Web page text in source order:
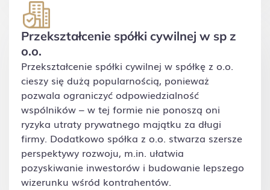
Przekształcenie spółki cywilnej w sp z
o.o.
Przekształcenie spółki cywilnej w spółkę z o.o.
cieszy się dużą popularnością, ponieważ
pozwala ograniczyć odpowiedzialność
wspólników – w tej formie nie ponoszą oni
ryzyka utraty prywatnego majątku za długi
firmy. Dodatkowo spółka z o.o. stwarza szersze
perspektywy rozwoju, m.in. ułatwia
pozyskiwanie inwestorów i budowanie lepszego
wizerunku wśród kontrahentów.